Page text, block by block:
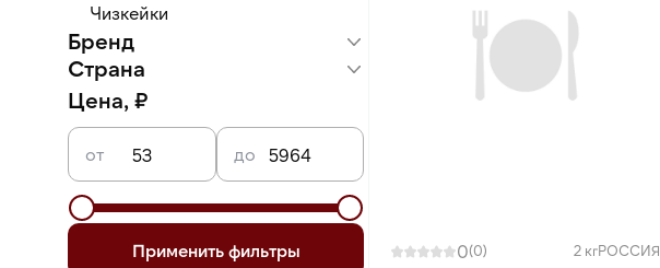
Чизкейки
Бренд
Stokson
Guandy
Guatemalan Сandies
Десерт Фентези
Фэнтази Фудс
Lago Group S.p.A.
Кристоф
Жар&Ко
Березка
Страна
Польша
Гватемала
Италия
Франция
Цена, ₽
от до
Применить фильтры 0(0) 2 кгРОССИЯ